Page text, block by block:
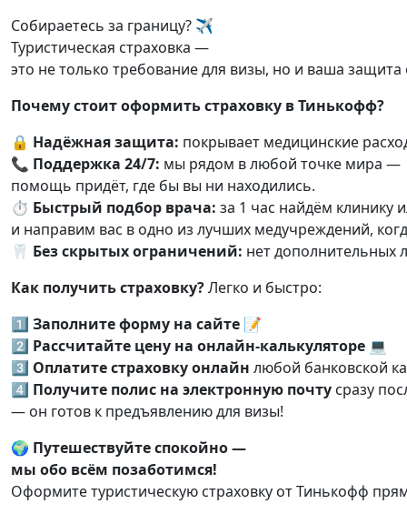
Собираетесь за границу? ✈️
Туристическая страховка —
это нетолько требованиедля визы, но и ваша защита
Почемустоитоформитьстраховку вТинькофф?
🔒 Надёжнаязащита: покрывает медицинские
📞 Поддержка 24/7: мы рядом влюбой точке мира —
помощь придёт, где бы вы ни находились.
⏱️ Быстрый подбор врача: за 1 час найдём клинику
и направим вас в одно из лучших медучреждений,
🦷 Безскрытыхограничений: нетдополнительных
Как получитьстраховку?Легко и быстро:
1️⃣ Заполнитеформу на сайте 📝
2️⃣ Рассчитайте цену на онлайн‑калькуляторе 💻
3️⃣ Оплатитестраховкуонлайн любой банковской
4️⃣ Получите полис на электронную почту сразу
— он готов к предъявлениюдля визы!
🌍 Путешествуйтеспокойно—
мы обо всём позаботимся!
Оформитетуристическую страховку отТинькофф